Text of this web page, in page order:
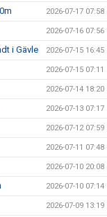
2026-07-17 07:58
2026-07-16 07:56
i Gävle 2026-07-15 16:45
2026-07-15 07:11
2026-07-14 18:20
2026-07-13 07:17
2026-07-12 07:59
2026-07-11 07:48
2026-07-10 20:08
2026-07-10 07:14
2026-07-09 13:19